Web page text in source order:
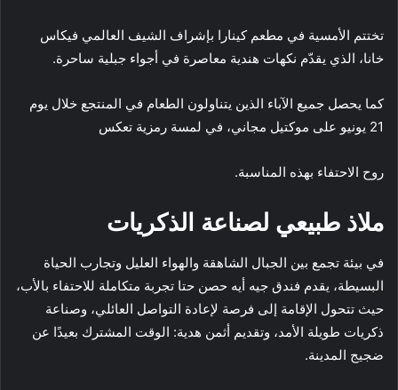
تختتم الأمسية في مطعم كينارا بإشراف الشيف العالمي فيكاس
خانا، الذي يقدّم نكهات هندية معاصرة في أجواء جبلية ساحرة.
كما يحصل جميع الآباء الذين يتناولون الطعام في المنتجع خلال يوم
21 يونيو على موكتيل مجاني، في لمسة رمزية تعكس
روح الاحتفاء بهذه المناسبة.
ملاذ طبيعي لصناعة الذكريات
في بيئة تجمع بين الجبال الشاهقة والهواء العليل وتجارب الحياة
البسيطة، يقدم فندق جيه أيه حصن حتا تجربة متكاملة للاحتفاء بالأب،
حيث تتحول الإقامة إلى فرصة لإعادة التواصل العائلي، وصناعة
ذكريات طويلة الأمد، وتقديم أثمن هدية: الوقت المشترك بعيدًا عن
ضجيج المدينة.